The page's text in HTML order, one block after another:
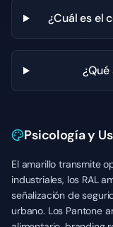
¿Cuál es el
¿Qué
Psicología y
El amarillo transmite
industriales, los RAL
señalización de
urbano. Los Pantone